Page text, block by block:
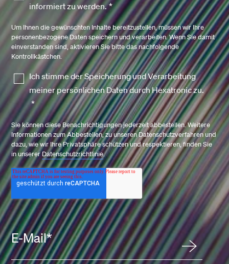
E-Mail*
informiert zu werden. *
Um Ihnen die gewünschten Inhalte bereitzustellen, müssen wir Ihre
personenbezogene Daten speichern und verarbeiten. Wenn Sie damit
einverstanden sind, aktivieren Sie bitte das nachfolgende
Kontrollkästchen.
Ich stimme der Speicherung und Verarbeitung
meiner persönlichen Daten durch Hexatronic zu.
*
Sie können diese Benachrichtigungen jederzeit abbestellen. Weitere
Informationen zum Abbestellen, zu unseren Datenschutzverfahren und
dazu, wie wir Ihre Privatsphäre schützen und respektieren, finden Sie
in unsererDatenschutzrichtlinie.